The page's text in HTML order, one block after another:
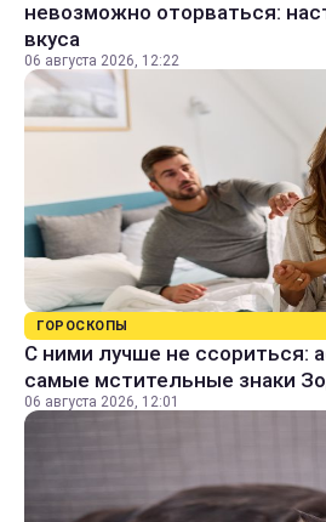
невозможно оторваться:
вкуса
06 августа 2026, 12:22
ГОРОСКОПЫ
С ними лучше не ссориться:
самые мстительные знаки
06 августа 2026, 12:01